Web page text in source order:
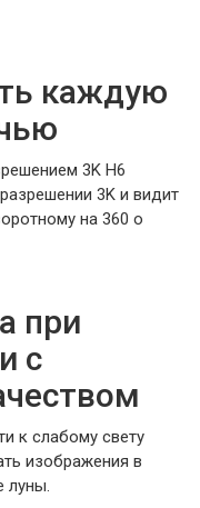
каждую
3K H6
3K и видит
на 360 o
при
с
к слабому свету
изображения в
луны.